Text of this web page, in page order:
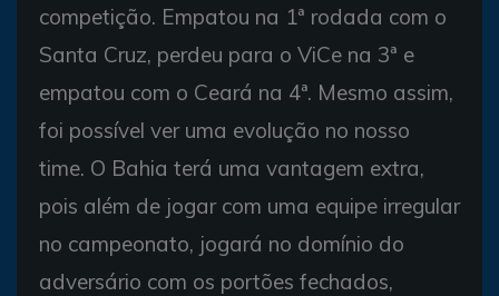
competição. Empatou na 1ª rodada com o
Santa Cruz, perdeu para o ViCe na 3ª e
empatou com o Ceará na 4ª. Mesmo assim,
foi possível ver uma evolução no nosso
time. O Bahia terá uma vantagem extra,
pois além de jogar com uma equipe irregular
no campeonato, jogará no domínio do
adversário com os portões fechados,